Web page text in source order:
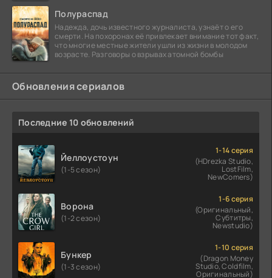
Полураспад
Надежда, дочь известного журналиста, узнаёт о его
смерти. На похоронах её привлекает внимание тот факт,
что многие местные жители ушли из жизни в молодом
возрасте. Разговоры о взрывах атомной бомбы
Обновления сериалов
Последние 10 обновлений
Йеллоустоун
(1-5 сезон)
1-14 серия
(HDrezka Studio,
LostFilm,
NewComers)
Ворона
(1-2 сезон)
1-6 серия
(Оригинальный,
Субтитры,
Newstudio)
Бункер
(1-3 сезон)
1-10 серия
(Dragon Money
Studio, Coldfilm,
Оригинальный)